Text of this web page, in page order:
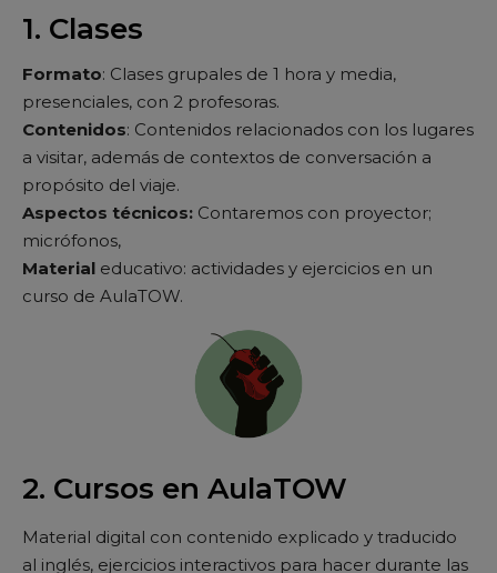
1. Clases
Formato: Clases grupales de 1 hora y media,
presenciales, con 2 profesoras.
Contenidos: Contenidos relacionados con los lugares
a visitar, además de contextos de conversación a
propósito del viaje.
Aspectos técnicos: Contaremos con proyector;
micrófonos,
Material educativo: actividades y ejercicios en un
curso de AulaTOW.
2. Cursos en AulaTOW
Material digital con contenido explicado y traducido
al inglés, ejercicios interactivos para hacer durante las